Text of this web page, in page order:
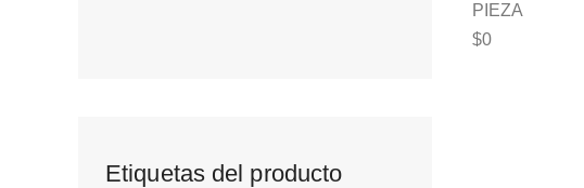
PIEZA
$0
Etiquetas del producto